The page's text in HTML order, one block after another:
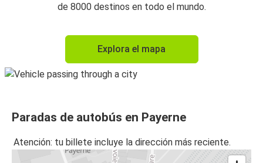
de 8000 destinos en todo el mundo.
Explora el mapa
Paradas de autobús en Payerne
Atención: tu billete incluye la dirección más reciente.